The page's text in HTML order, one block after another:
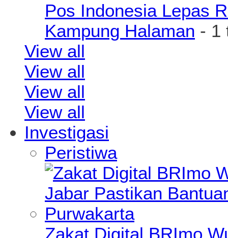
Pos Indonesia Lepas
Kampung Halaman - 1
View all
View all
View all
View all
Investigasi
Peristiwa
Zakat Digital BRImo